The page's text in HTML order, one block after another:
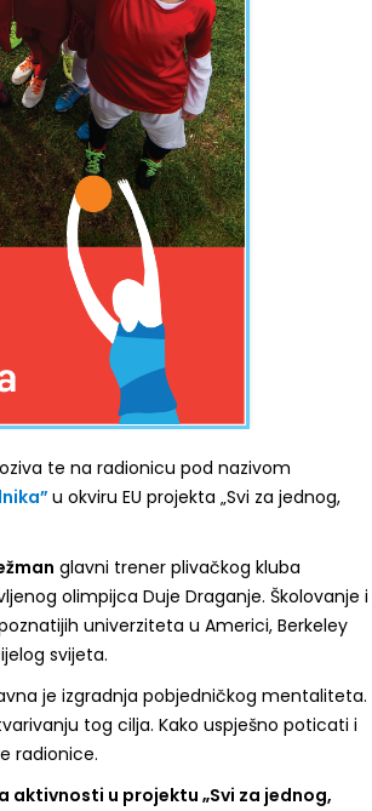
te na radionicu pod nazivom
u okviru EU projekta „Svi za jednog,
glavni trener plivačkog kluba
olimpijca Duje Draganje. Školovanje i
univerziteta u Americi, Berkeley
svijeta.
je izgradnja pobjedničkog mentaliteta.
tog cilja. Kako uspješno poticati i
radionice.
aktivnosti u projektu „Svi za jednog,